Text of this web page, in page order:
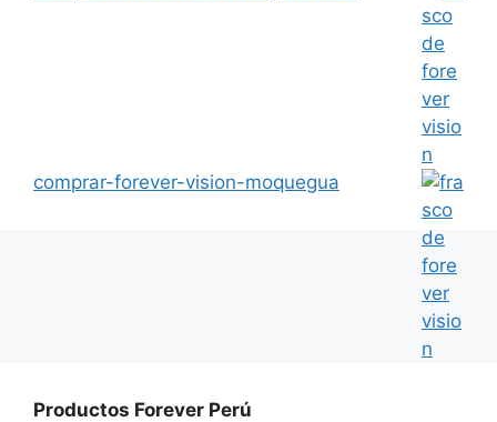
comprar-forever-vision-moquegua
Productos Forever Perú